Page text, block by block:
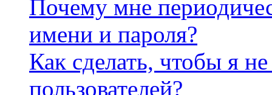
Почему мне
имени и пароля?
Как сделать, чтобы я
пользователей?